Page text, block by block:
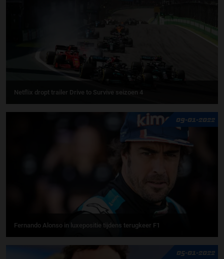
Netflix dropt trailer Drive to Survive seizoen 4
09-01-2022
Fernando Alonso in luxepositie tijdens terugkeer F1
05-01-2022